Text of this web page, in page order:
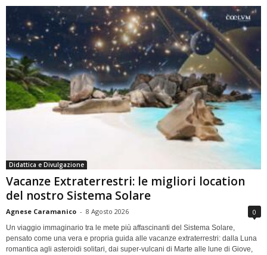
Didattica e Divulgazione
Vacanze Extraterrestri: le migliori location
del nostro Sistema Solare
Agnese Caramanico - 8 Agosto 2026 0
Un viaggio immaginario tra le mete più affascinanti del Sistema Solare,
pensato come una vera e propria guida alle vacanze extraterrestri: dalla Luna
romantica agli asteroidi solitari, dai super-vulcani di Marte alle lune di Giove,